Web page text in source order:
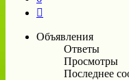
Объявления
Ответы
Просмотры
Последнее